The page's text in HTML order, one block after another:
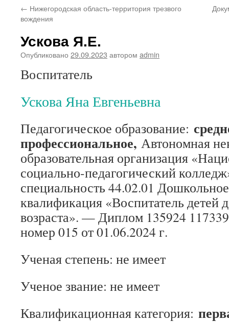
← Нижегородская область-территория трезвого
вождения
Ускова Я.Е.
Опубликовано 29.09.2023 автором admin
Воспитатель
Ускова Яна Евгеньевна
Педагогическое образование:
профессиональное, Автономная
образовательная организация
социально-педагогический
специальность 44.02.01
квалификация «Воспитатель детей
возраста». — Диплом 135924
номер 015 от 01.06.2024 г.
Ученая степень: не имеет
Ученое звание: не имеет
Квалификационная категория: